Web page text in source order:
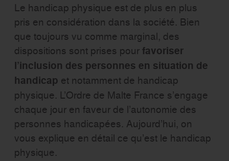
Le handicap physique est de plus en plus
pris en considération dans la société. Bien
que toujours vu comme marginal, des
dispositions sont prises pourfavoriser
l’inclusion des personnes en situation de
handicap et notamment de handicap
physique. L’Ordre de Malte France s’engage
chaque jour en faveur de l’autonomie des
personnes handicapées. Aujourd’hui, on
vous explique en détail ce qu’est le handicap
physique.